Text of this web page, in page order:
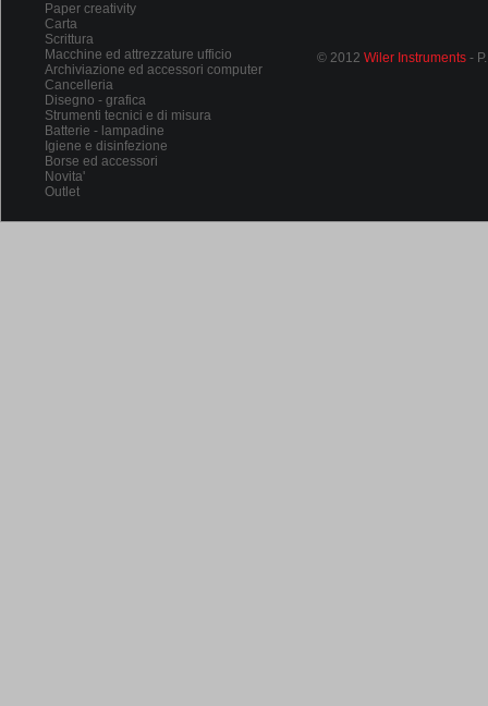
Paper creativity
Carta
Scrittura
Macchine ed attrezzature ufficio
Archiviazione ed accessori computer
Cancelleria
Disegno - grafica
Strumenti tecnici e di misura
Batterie - lampadine
Igiene e disinfezione
Borse ed accessori
Novita'
Outlet
© 2012 Wiler Instruments -